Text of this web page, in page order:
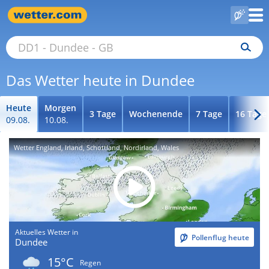
Das Wetter heute in Dundee
Heute
09.08.
Morgen
10.08.
3 Tage Wochenende 7 Tage 16 Tage
Wetter England, Irland, Schottland, Nordirland, Wales
Aktuelles Wetter in
Dundee Pollenflug heute
15°C
Regen